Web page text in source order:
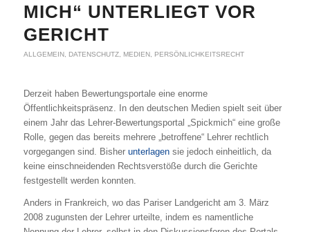
MICH“ UNTERLIEGT VOR
GERICHT
ALLGEMEIN, DATENSCHUTZ, MEDIEN, PERSÖNLICHKEITSRECHT
Derzeit haben Bewertungsportale eine enorme
Öffentlichkeitspräsenz. In den deutschen Medien spielt seit über
einem Jahr das Lehrer-Bewertungsportal „Spickmich“ eine große
Rolle, gegen das bereits mehrere „betroffene“ Lehrer rechtlich
vorgegangen sind. Bisher unterlagensie jedoch einheitlich, da
keine einschneidenden Rechtsverstöße durch die Gerichte
festgestellt werden konnten.
Anders in Frankreich, wo das Pariser Landgericht am 3. März
2008 zugunsten der Lehrer urteilte, indem es namentliche